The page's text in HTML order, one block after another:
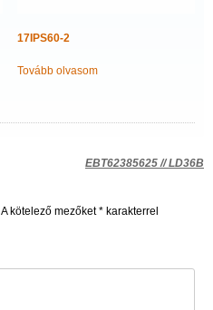
17IPS60-2
Tovább olvasom
EBT62385625 // LD36B
A kötelező mezőket* karakterrel